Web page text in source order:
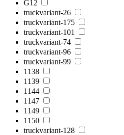
G12
truckvariant-26
truckvariant-175
truckvariant-101
truckvariant-74
truckvariant-96
truckvariant-99
1138
1139
1144
1147
1149
1150
truckvariant-128